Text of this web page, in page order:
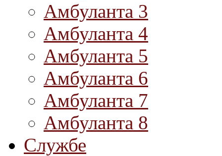
Амбуланта 3
Амбуланта 4
Амбуланта 5
Амбуланта 6
Амбуланта 7
Амбуланта 8
Службе